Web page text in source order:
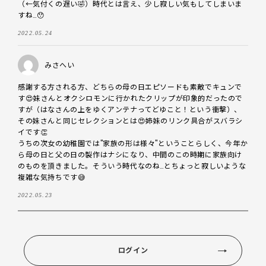
（←気付くの遅い🤣）時代とは言え、少し寂しい気もしてしまいま
すね…😯
2022.05.24
みさへい
感謝する方される方、どちらの母の日エピソードも素敵でキュンで
す😍妹さんとオクシロモンに行かれたクリップが印象的だったので
すが（はなさんの上をゆくアンテナってどゆこと！という衝撃）、
その妹さんと同じセレクションとは😍姉妹のリンク具合がスバラシ
イです👏
うちの次女の幼稚園では"家族の形は様々"ということらしく、今年か
ら母の日と父の日の製作はナシになり、中間のこの時期に家族向け
のものを頂きました。そういう時代なのね…とちょっと寂しいような
複雑な気持ちです😅
2022.05.23
ログイン